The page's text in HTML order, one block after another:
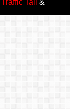
Traffic Tail &